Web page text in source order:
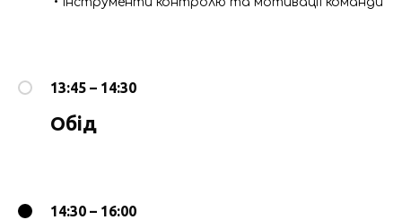
13:45 – 14:30
Обід
14:30 – 16:00